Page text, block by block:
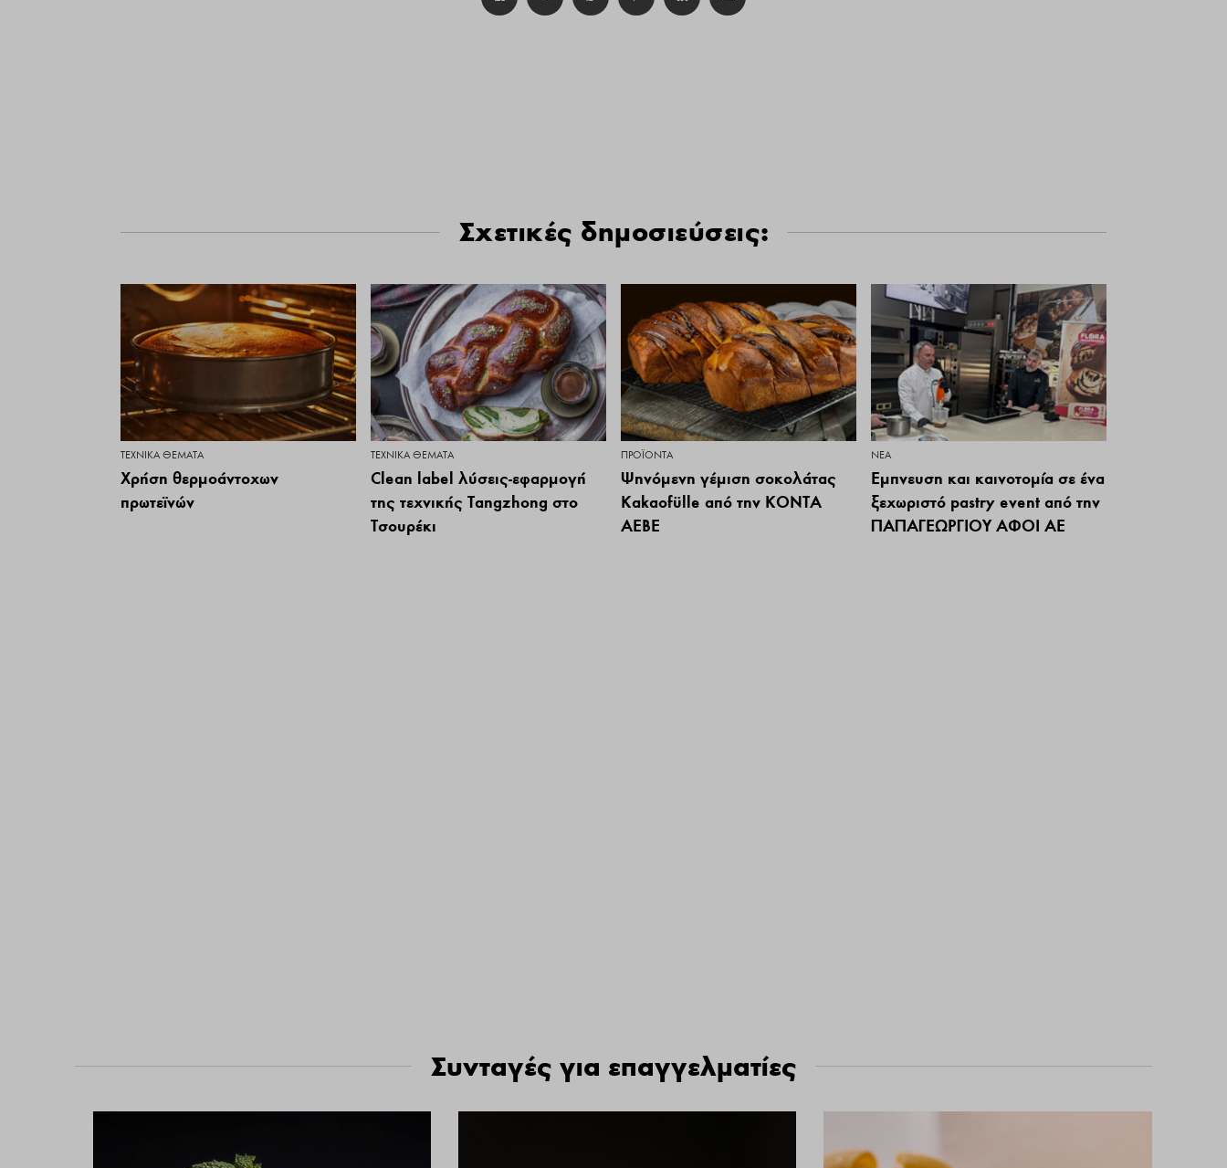
Σχετικές δημοσιεύσεις:
ΤΕΧΝΙΚΆ ΘΈΜΑΤΑ
Χρήση θερμοάντοχων
πρωτεϊνών
ΤΕΧΝΙΚΆ ΘΈΜΑΤΑ
Clean label λύσεις-εφαρμογή
της τεχνικής Tangzhong στο
Τσουρέκι
ΠΡΟΪΌΝΤΑ
Ψηνόμενη γέμιση σοκολάτας
Kakaofülle από την ΚΟΝΤΑ
ΑΕΒΕ
ΝΕΑ
Έμπνευση και καινοτομία σε ένα
ξεχωριστό pastry event από την
ΠΑΠΑΓΕΩΡΓΙΟΥ ΑΦΟΙ ΑΕ
Συνταγές για επαγγελματίες